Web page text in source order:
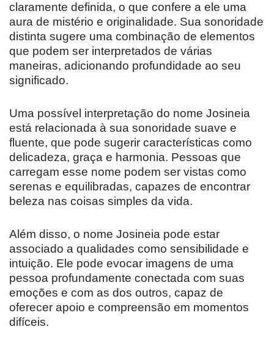
claramente definida, o que confere a ele uma
aura de mistério e originalidade. Sua sonoridade
distinta sugere uma combinação de elementos
que podem ser interpretados de várias
maneiras, adicionando profundidade ao seu
significado.
Uma possível interpretação do nome Josineia
está relacionada à sua sonoridade suave e
fluente, que pode sugerir características como
delicadeza, graça e harmonia. Pessoas que
carregam esse nome podem ser vistas como
serenas e equilibradas, capazes de encontrar
beleza nas coisas simples da vida.
Além disso, o nome Josineia pode estar
associado a qualidades como sensibilidade e
intuição. Ele pode evocar imagens de uma
pessoa profundamente conectada com suas
emoções e com as dos outros, capaz de
oferecer apoio e compreensão em momentos
difíceis.